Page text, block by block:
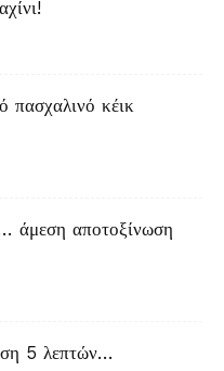
πασχαλινό κέικ
άμεση αποτοξίνωση
5 λεπτών…